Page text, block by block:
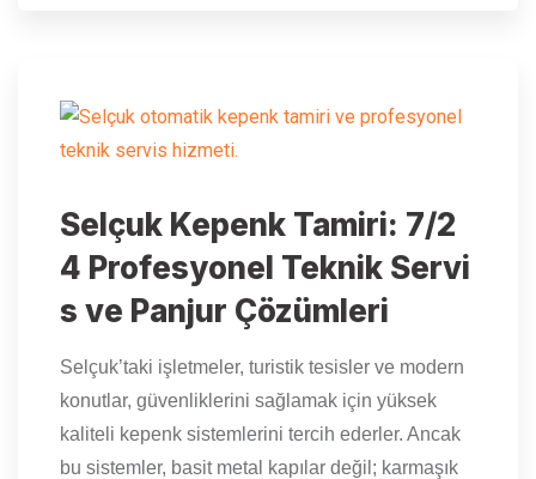
Selçuk Kepenk Tamiri: 7/2
4 Profesyonel Teknik Servi
s ve Panjur Çözümleri
Selçuk’taki işletmeler, turistik tesisler ve modern
konutlar, güvenliklerini sağlamak için yüksek
kaliteli kepenk sistemlerini tercih ederler. Ancak
bu sistemler, basit metal kapılar değil; karmaşık